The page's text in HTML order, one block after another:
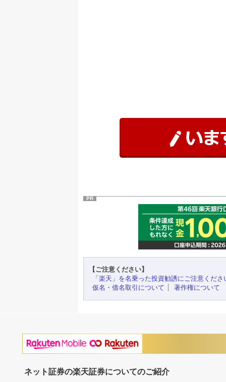
PR
【ご注意ください】
「楽天」を名乗った投資勧誘にご注意くださ
仮名・借名取引について
著作権について
ネット証券の楽天証券についてのご紹介